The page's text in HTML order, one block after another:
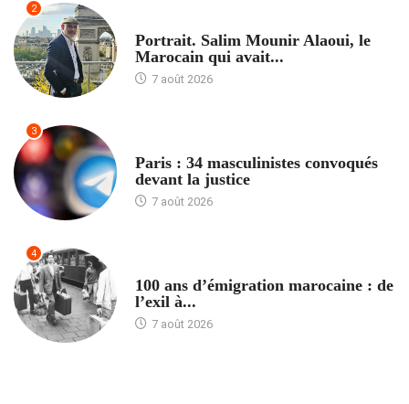
2
Portrait. Salim Mounir Alaoui, le
Marocain qui avait...
7 août 2026
3
Paris : 34 masculinistes convoqués
devant la justice
7 août 2026
4
100 ans d’émigration marocaine : de
l’exil à...
7 août 2026